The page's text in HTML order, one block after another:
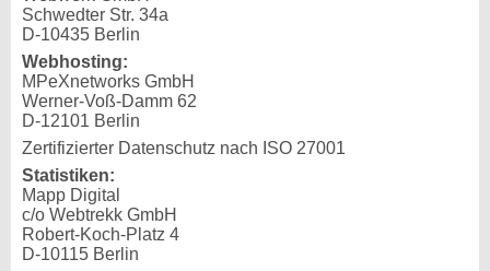
Schwedter Str. 34a
D-10435 Berlin
Webhosting:
MPeXnetworks GmbH
Werner-Voß-Damm 62
D-12101 Berlin
Zertifizierter Datenschutz nach ISO 27001
Statistiken:
Mapp Digital
c/o Webtrekk GmbH
Robert-Koch-Platz 4
D-10115 Berlin